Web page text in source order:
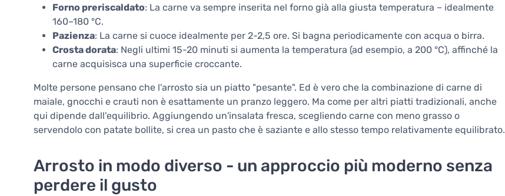
Forno preriscaldato: La carne va sempre inserita nel forno già alla giusta temperatura – idealmente
160–180 °C.
Pazienza: La carne si cuoce idealmente per 2-2,5 ore. Si bagna periodicamente con acqua o birra.
Crosta dorata: Negli ultimi 15-20 minuti si aumenta la temperatura (ad esempio, a 200 °C), affinché la
carne acquisisca una superficie croccante.
Molte persone pensano che l'arrosto sia un piatto "pesante". Ed è vero che la combinazione di carne di
maiale, gnocchi e crauti non è esattamente un pranzo leggero. Ma come per altri piatti tradizionali, anche
qui dipende dall'equilibrio. Aggiungendo un'insalata fresca, scegliendo carne con meno grasso o
servendolo con patate bollite, si crea un pasto che è saziante e allo stesso tempo relativamente equilibrato.
Arrosto in modo diverso - un approccio più moderno senza
perdere il gusto